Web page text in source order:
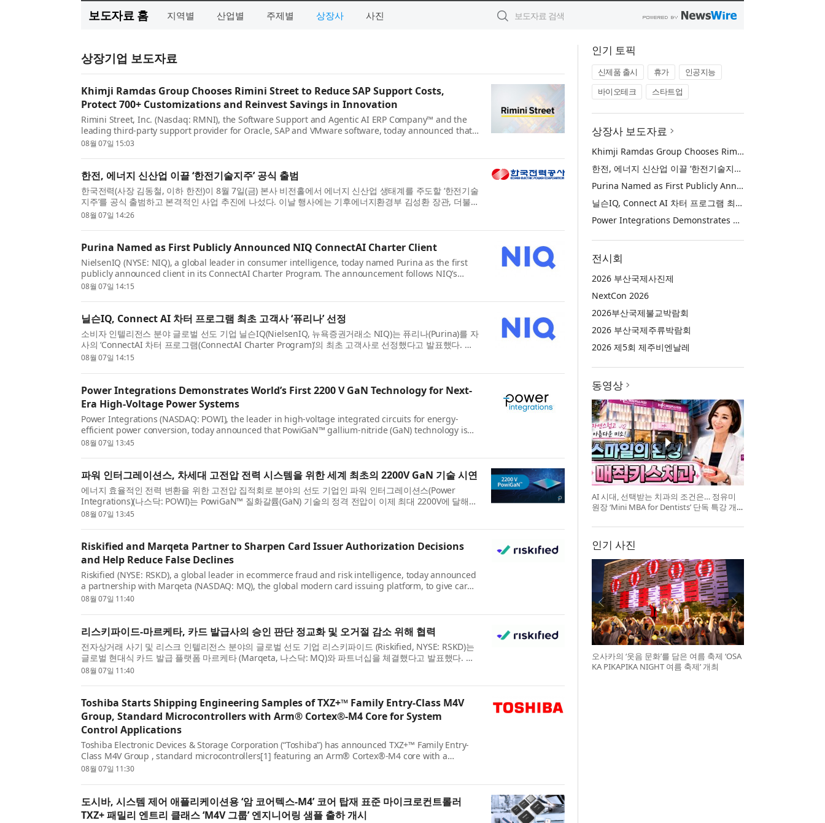
보도자료 홈 지역별 산업별 주제별 상장사 사진
상장기업 보도자료
Khimji Ramdas Group Chooses Rimini Street to Reduce SAP Support Costs,
Protect 700+ Customizations and Reinvest Savings in Innovation
Rimini Street, Inc. (Nasdaq: RMNI), the Software Support and Agentic AI ERP Company™ and the
leading third-party support provider for Oracle, SAP and VMware software, today announced that
Khimji Ramdas Group, one of Oman’s largest privately held c...
08월 07일 15:03
한전, 에너지 신산업 이끌 ‘한전기술지주’ 공식 출범
한국전력(사장 김동철, 이하 한전)이 8월 7일(금) 본사 비전홀에서 에너지 신산업 생태계를 주도할 ‘한전기술
지주’를 공식 출범하고 본격적인 사업 추진에 나섰다. 이날 행사에는 기후에너지환경부 김성환 장관, 더불어
민주당 신정훈 의원과 정진욱 의원, 전남광주통...
08월 07일 14:26
Purina Named as First Publicly Announced NIQ ConnectAI Charter Client
NielsenIQ (NYSE: NIQ), a global leader in consumer intelligence, today named Purina as the first
publicly announced client in its ConnectAI Charter Program. The announcement follows NIQ’s
launch of the program with five global organizations across...
08월 07일 14:15
닐슨IQ, Connect AI 차터 프로그램 최초 고객사 ‘퓨리나’ 선정
소비자 인텔리전스 분야 글로벌 선도 기업 닐슨IQ(NielsenIQ, 뉴욕증권거래소 NIQ)는 퓨리나(Purina)를 자
사의 ‘ConnectAI 차터 프로그램(ConnectAI Charter Program)’의 최초 고객사로 선정했다고 발표했다. 이
번 발표는 닐슨IQ가 퍼스널케어, 펫케어, 뷰티, 음료 ...
08월 07일 14:15
Power Integrations Demonstrates World’s First 2200 V GaN Technology for Next-
Era High-Voltage Power Systems
Power Integrations (NASDAQ: POWI), the leader in high-voltage integrated circuits for energy-
efficient power conversion, today announced that PowiGaN™ gallium-nitride (GaN) technology is
now rated at up to 2200 V, far exceeding the voltage capabil...
08월 07일 13:45
파워 인터그레이션스, 차세대 고전압 전력 시스템을 위한 세계 최초의 2200V GaN 기술 시연
에너지 효율적인 전력 변환을 위한 고전압 집적회로 분야의 선도 기업인 파워 인터그레이션스(Power
Integrations)(나스닥: POWI)는 PowiGaN™ 질화갈륨(GaN) 기술의 정격 전압이 이제 최대 2200V에 달해
현재 시판 중인 다른 모든 GaN 기술의 전압 성능을 훨씬 뛰어...
08월 07일 13:45
Riskified and Marqeta Partner to Sharpen Card Issuer Authorization Decisions
and Help Reduce False Declines
Riskified (NYSE: RSKD), a global leader in ecommerce fraud and risk intelligence, today announced
a partnership with Marqeta (NASDAQ: MQ), the global modern card issuing platform, to give card
issuers on Marqeta’s platform access to Riskified’s pr...
08월 07일 11:40
리스키파이드-마르케타, 카드 발급사의 승인 판단 정교화 및 오거절 감소 위해 협력
전자상거래 사기 및 리스크 인텔리전스 분야의 글로벌 선도 기업 리스키파이드 (Riskified, NYSE: RSKD)는
글로벌 현대식 카드 발급 플랫폼 마르케타 (Marqeta, 나스닥: MQ)와 파트너십을 체결했다고 발표했다. 이
번 협력을 통해 마르케타 플랫폼을 이용하는 카드 발...
08월 07일 11:40
Toshiba Starts Shipping Engineering Samples of TXZ+™ Family Entry‑Class M4V
Group, Standard Microcontrollers with Arm® Cortex®‑M4 Core for System
Control Applications
Toshiba Electronic Devices & Storage Corporation (“Toshiba”) has announced TXZ+™ Family Entry-
Class M4V Group , standard microcontrollers[1] featuring an Arm® Cortex®-M4 core with a
floating-point unit (FPU), that enhance security and data managem...
08월 07일 11:30
도시바, 시스템 제어 애플리케이션용 ‘암 코어텍스-M4’ 코어 탑재 표준 마이크로컨트롤러
TXZ+ 패밀리 엔트리 클래스 ‘M4V 그룹’ 엔지니어링 샘플 출하 개시
인기 토픽
신제품 출시 휴가
인공지능
바이오테크
스타트업
상장사 보도자료
Khimji Ramdas Group Chooses Rimini Street to Reduce SAP Support Costs, Protect 700+ Customizations and Reinvest Savings in Innovation
한전, 에너지 신산업 이끌 ‘한전기술지주’ 공식 출범
Purina Named as First Publicly Announced NIQ ConnectAI Charter Client
닐슨IQ, Connect AI 차터 프로그램 최초 고객사 ‘퓨리나’ 선정
Power Integrations Demonstrates World’s First 2200 V GaN Technology for Next-Era High-Voltage Power Systems
전시회
2026 부산국제사진제
NextCon 2026
2026부산국제불교박람회
2026 부산국제주류박람회
2026 제5회 제주비엔날레
동영상
AI 시대, 선택받는 치과의 조건은… 정유미
원장 ‘Mini MBA for Dentists’ 단독 특강 개
인기 사진
오사카의 ‘웃음 문화’를 담은 여름 축제 ‘OSA
KA PIKAPIKA NIGHT 여름 축제’ 개최